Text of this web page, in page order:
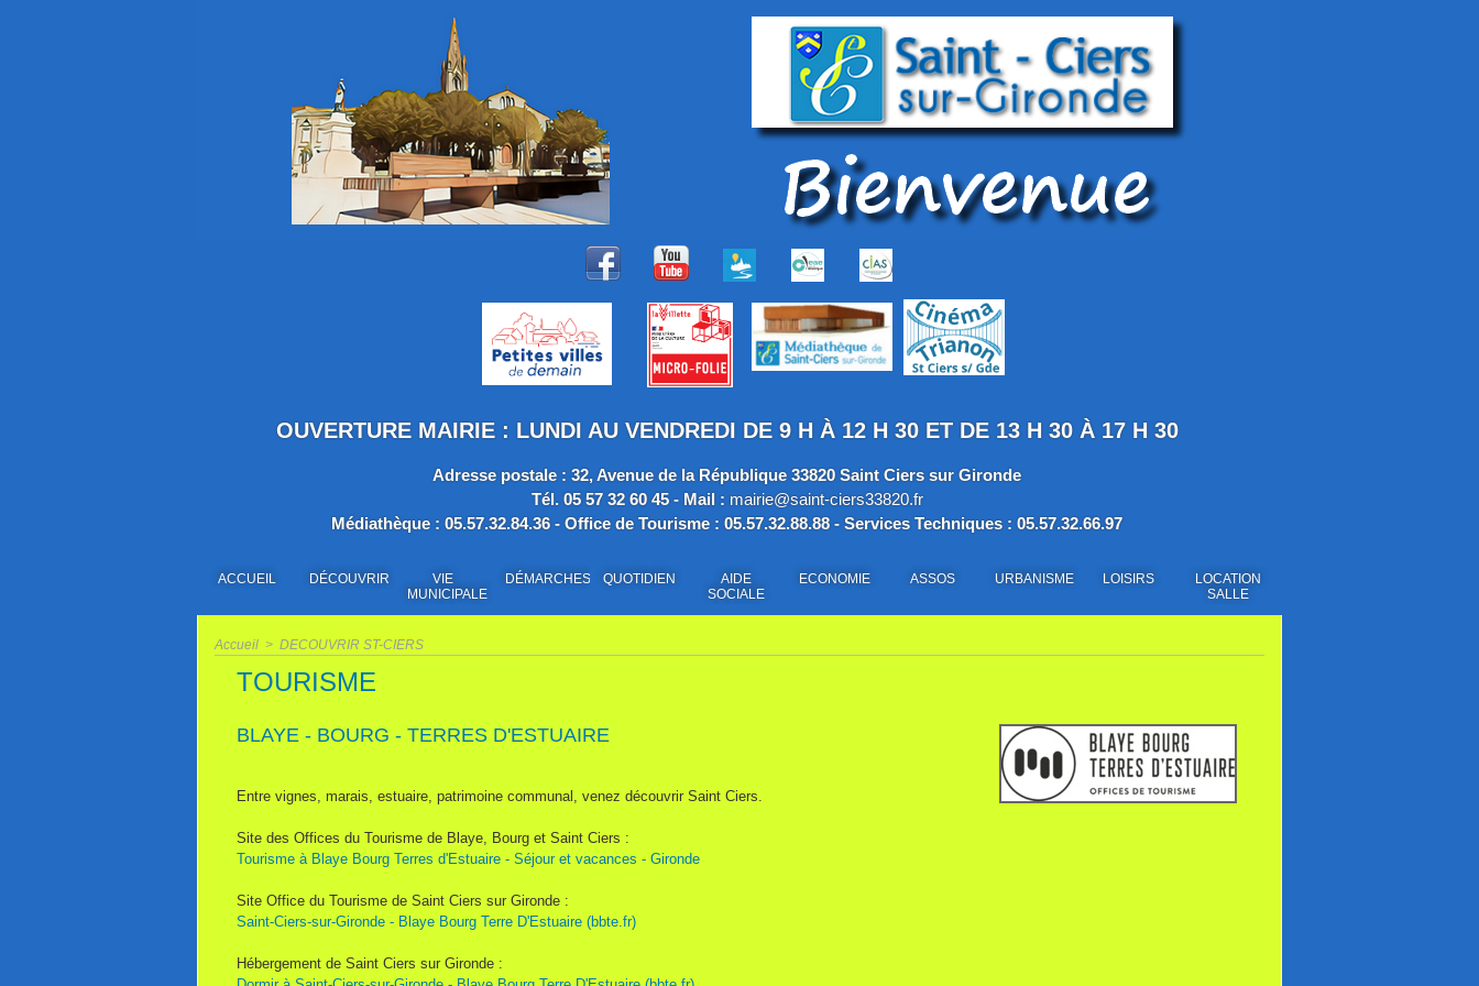
OUVERTURE MAIRIE : LUNDI AU VENDREDI DE 9 H À 12 H 30 ET DE 13 H 30 À 17 H 30
Adresse postale : 32, Avenue de la République 33820 Saint Ciers sur Gironde
Tél. 05 57 32 60 45 - Mail : mairie@saint-ciers33820.fr
Médiathèque : 05.57.32.84.36 - Office de Tourisme : 05.57.32.88.88 - Services Techniques : 05.57.32.66.97
ACCUEIL DÉCOUVRIR
VIE
MUNICIPALE
DÉMARCHES QUOTIDIEN
AIDE
SOCIALE
ECONOMIE ASSOS URBANISME LOISIRS
LOCATION
SALLE
Accueil > DECOUVRIR ST-CIERS
TOURISME
BLAYE - BOURG - TERRES D'ESTUAIRE
Entre vignes, marais, estuaire, patrimoine communal, venez découvrir Saint Ciers.
Site des Offices du Tourisme de Blaye, Bourg et Saint Ciers :
Tourisme à Blaye Bourg Terres d'Estuaire - Séjour et vacances - Gironde
Site Office du Tourisme de Saint Ciers sur Gironde :
Saint-Ciers-sur-Gironde - Blaye Bourg Terre D'Estuaire (bbte.fr)
Hébergement de Saint Ciers sur Gironde :